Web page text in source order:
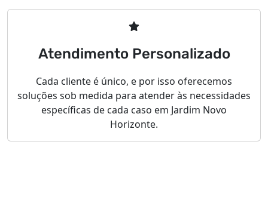
Atendimento Personalizado
Cada cliente é único, e por isso oferecemos
soluções sob medida para atender às necessidades
específicas de cada caso em Jardim Novo
Horizonte.